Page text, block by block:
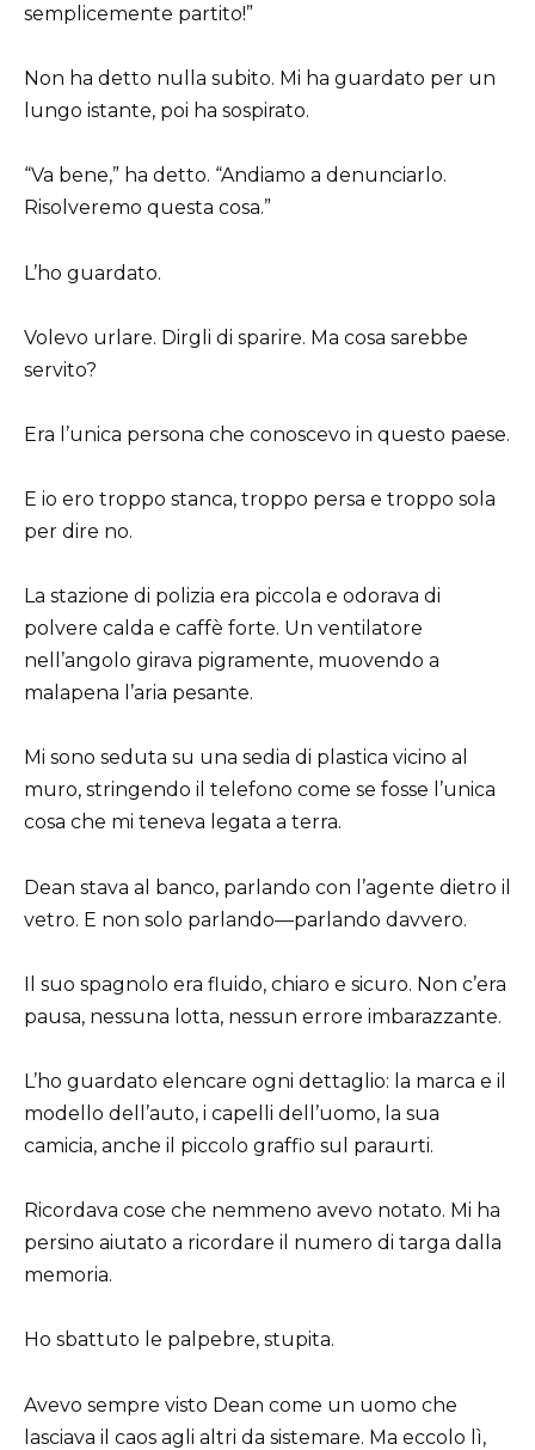
semplicemente partito!”
Non ha detto nulla subito. Mi ha guardato per un
lungo istante, poi ha sospirato.
“Va bene,” ha detto. “Andiamo a denunciarlo.
Risolveremo questa cosa.”
L’ho guardato.
Volevo urlare. Dirgli di sparire. Ma cosa sarebbe
servito?
Era l’unica persona che conoscevo in questo paese.
E io ero troppo stanca, troppo persa e troppo sola
per dire no.
La stazione di polizia era piccola e odorava di
polvere calda e caffè forte. Un ventilatore
nell’angolo girava pigramente, muovendo a
malapena l’aria pesante.
Mi sono seduta su una sedia di plastica vicino al
muro, stringendo il telefono come se fosse l’unica
cosa che mi teneva legata a terra.
Dean stava al banco, parlando con l’agente dietro il
vetro. E non solo parlando—parlando davvero.
Il suo spagnolo era fluido, chiaro e sicuro. Non c’era
pausa, nessuna lotta, nessun errore imbarazzante.
L’ho guardato elencare ogni dettaglio: la marca e il
modello dell’auto, i capelli dell’uomo, la sua
camicia, anche il piccolo graffio sul paraurti.
Ricordava cose che nemmeno avevo notato. Mi ha
persino aiutato a ricordare il numero di targa dalla
memoria.
Ho sbattuto le palpebre, stupita.
Avevo sempre visto Dean come un uomo che
lasciava il caos agli altri da sistemare. Ma eccolo lì,